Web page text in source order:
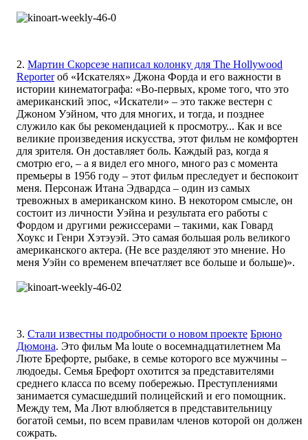
2. Мартин Скорсезе написал колонку для The Hollywood
Reporterоб «Искателях» Джона Форда и его важности в
истории кинематографа: «Во-первых, кроме того, что это
американский эпос, «Искатели» – это также вестерн с
Джоном Уэйном, что для многих, и тогда, и позднее
служило как бы рекомендацией к просмотру... Как и все
великие произведения искусства, этот фильм не комфортен
для зрителя. Он доставляет боль. Каждый раз, когда я
смотрю его, – а я видел его много, много раз с момента
премьеры в 1956 году – этот фильм преследует и беспокоит
меня. Персонаж Итана Эдвардса – один из самых
тревожных в американском кино. В некотором смысле, он
состоит из личности Уэйна и результата его работы с
Фордом и другими режиссерами – такими, как Говард
Хоукс и Генри Хэтэуэй. Это самая большая роль великого
американского актера. (Не все разделяют это мнение. Но
меня Уэйн со временем впечатляет все больше и больше)».
3. Стали известны подробности о новом проекте Брюно
Дюмона. Это фильм Ma loute о восемнадцатилетнем Ма
Люте Брефорте, рыбаке, в семье которого все мужчины –
людоеды. Семья Брефорт охотится за представителями
среднего класса по всему побережью. Преступлениями
занимается сумасшедший полицейский и его помощник.
Между тем, Ма Лют влюбляется в представительницу
богатой семьи, по всем правилам членов которой он должен
сожрать.